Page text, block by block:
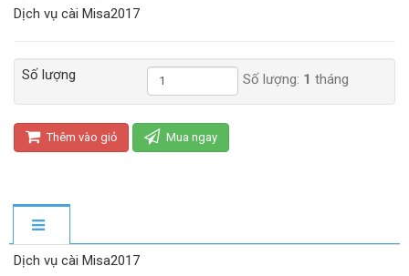
Dịch vụ cài Misa2017
Số lượng Số lượng: 1 tháng
Thêm vào giỏ Mua ngay
Dịch vụ cài Misa2017